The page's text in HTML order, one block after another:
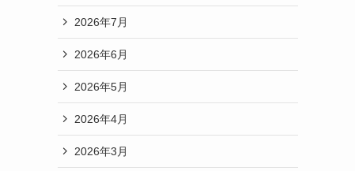
2026年7月
2026年6月
2026年5月
2026年4月
2026年3月